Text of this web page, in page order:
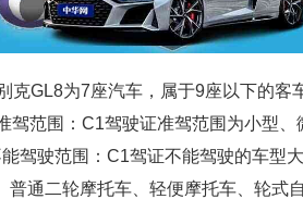
克GL8为7座汽车，属于9座以下的客
驾范围：C1驾驶证准驾范围为小型、
驾驶范围：C1驾证不能驾驶的车型
通二轮摩托车、轻便摩托车、轮式